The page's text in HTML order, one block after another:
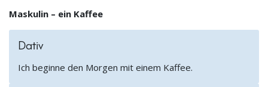
Maskulin – ein Kaffee
Dativ
Ich beginne den Morgen mit einem Kaffee.